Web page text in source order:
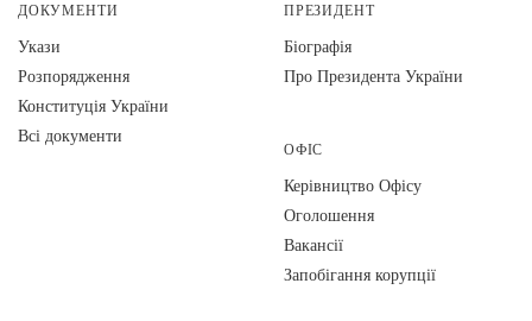
ДОКУМЕНТИ
Укази
Розпорядження
Конституція України
Всі документи
ПРЕЗИДЕНТ
Біографія
Про Президента України
ОФІС
Керівництво Офісу
Оголошення
Вакансії
Запобігання корупції